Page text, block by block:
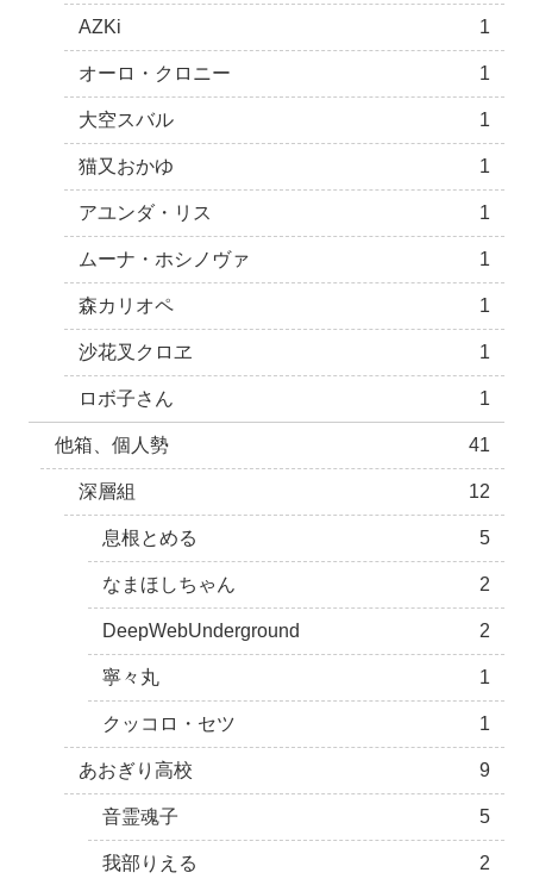
AZKi 1
オーロ・クロニー 1
大空スバル 1
猫又おかゆ 1
アユンダ・リス 1
ムーナ・ホシノヴァ 1
森カリオペ 1
沙花叉クロヱ 1
ロボ子さん 1
他箱、個人勢 41
深層組 12
息根とめる 5
なまほしちゃん 2
DeepWebUnderground 2
寧々丸 1
クッコロ・セツ 1
あおぎり高校 9
音霊魂子 5
我部りえる 2